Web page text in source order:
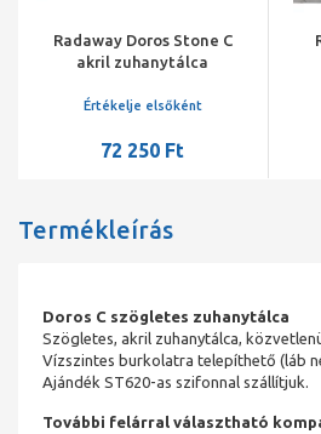
Radaway Doros Stone C
akril zuhanytálca
fehér
Értékelje elsőként
72 250 Ft
Termékleírás
Doros C szögletes zuhanytálca
Szögletes, akril zuhanytálca,
Vízszintes burkolatra telepíthető (láb
Ajándék ST620-as szifonnal szállítjuk.
További felárral választható